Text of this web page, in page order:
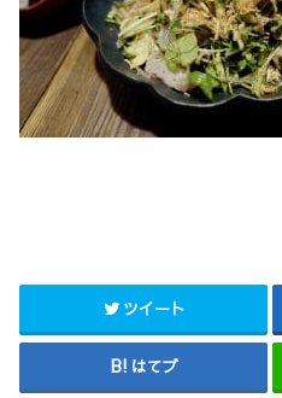
ツイート
はてブ